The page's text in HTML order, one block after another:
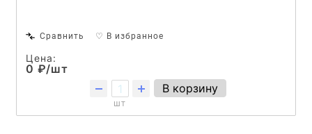
Сравнить ♡ В избранное
Цена:
0 ₽/шт
шт
В корзину